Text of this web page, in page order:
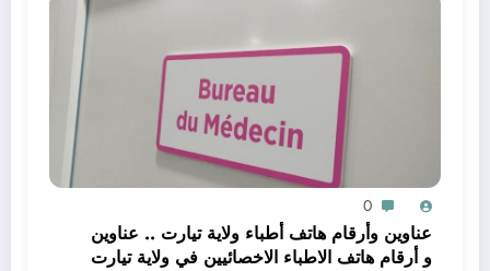
0
عناوين وأرقام هاتف أطباء ولاية تيارت .. عناوين
و أرقام هاتف الاطباء الاخصائيين في ولاية تيارت